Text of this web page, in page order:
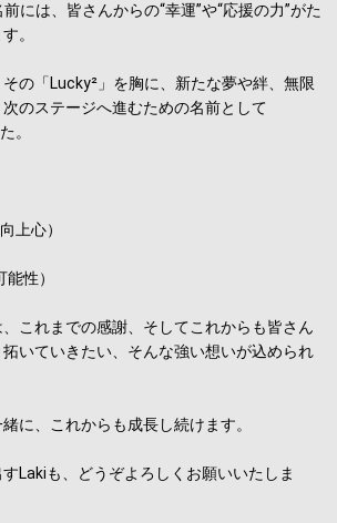
前には、皆さんからの“幸運”や“応援の力”がた
。
の「Lucky²」を胸に、新たな夢や絆、無限
のステージへ進むための名前として
。
上心）
性）
これまでの感謝、そしてこれからも皆さん
いていきたい、そんな強い想いが込められ
に、これからも成長し続けます。
Lakiも、どうぞよろしくお願いいたしま